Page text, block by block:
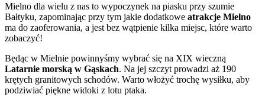
Mielno dla wielu z nas to wypoczynek na piasku przy szumie
Bałtyku, zapominając przy tym jakie dodatkowe atrakcje Mielno
ma do zaoferowania, a jest bez wątpienie kilka miejsc, które warto
zobaczyć!
Będąc w Mielnie powinnyśmy wybrać się na XIX wieczną
Latarnie morską w Gąskach. Na jej szczyt prowadzi aż 190
krętych granitowych schodów. Warto włożyć trochę wysiłku, aby
podziwiać piękne widoki z lotu ptaka.